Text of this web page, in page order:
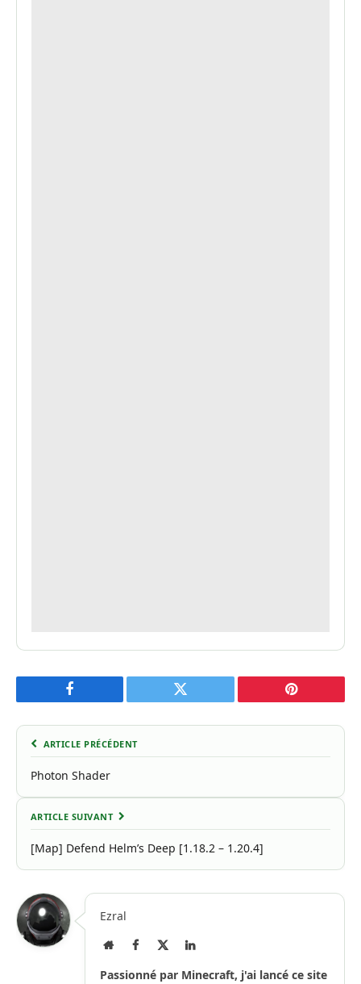
Facebook Twitter Pinterest
ARTICLE PRÉCÉDENT
Photon Shader
ARTICLE SUIVANT
[Map] Defend Helm’s Deep [1.18.2 – 1.20.4]
Ezral
Site
Facebook LinkedIn
Passionné par Minecraft, j'ai lancé ce site